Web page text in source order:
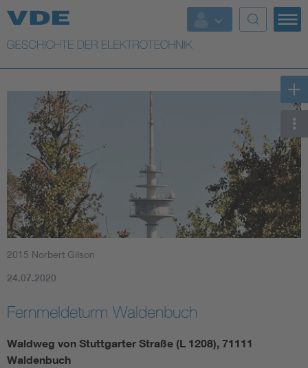
Top Themen
Weitere Themen
2015 Norbert Gilson
24.07.2020
Fernmeldeturm Waldenbuch
Waldweg von Stuttgarter Straße (L 1208), 71111
Waldenbuch